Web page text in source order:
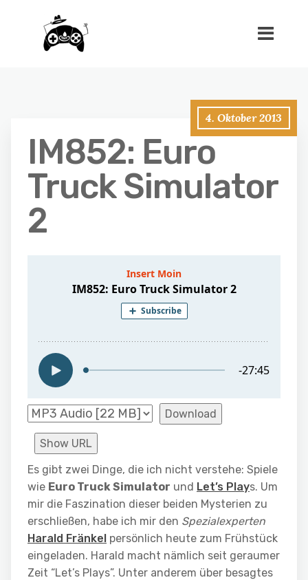
4. Oktober 2013
IM852: Euro
Truck Simulator
2
Download
Show URL
Es gibt zwei Dinge, die ich nicht verstehe: Spiele
wie Euro Truck Simulator und Let’s Plays. Um
mir die Faszination dieser beiden Mysterien zu
erschließen, habe ich mir den Spezialexperten
Harald Fränkel persönlich heute zum Frühstück
eingeladen. Harald macht nämlich seit geraumer
Zeit “Let’s Plays”. Unter anderem über besagtes